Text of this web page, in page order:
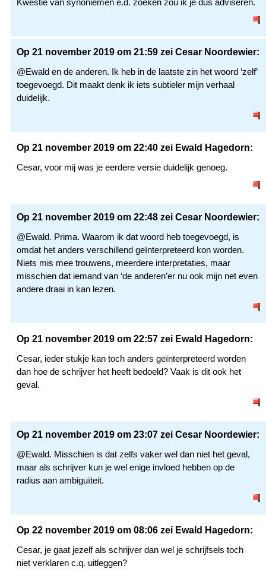
Kwestie van synoniemen e.d. zoeken zou ik je dus adviseren.
Op 21 november 2019 om 21:59 zei Cesar Noordewier:
@Ewald en de anderen. Ik heb in de laatste zin het woord ‘zelf’
toegevoegd. Dit maakt denk ik iets subtieler mijn verhaal
duidelijk.
Op 21 november 2019 om 22:40 zei Ewald Hagedorn:
Cesar, voor mij was je eerdere versie duidelijk genoeg.
Op 21 november 2019 om 22:48 zei Cesar Noordewier:
@Ewald. Prima. Waarom ik dat woord heb toegevoegd, is
omdat het anders verschillend geïnterpreteerd kon worden.
Niets mis mee trouwens, meerdere interpretaties, maar
misschien dat iemand van ‘de anderen’er nu ook mijn net even
andere draai in kan lezen.
Op 21 november 2019 om 22:57 zei Ewald Hagedorn:
Cesar, ieder stukje kan toch anders geïnterpreteerd worden
dan hoe de schrijver het heeft bedoeld? Vaak is dit ook het
geval.
Op 21 november 2019 om 23:07 zei Cesar Noordewier:
@Ewald. Misschien is dat zelfs vaker wel dan niet het geval,
maar als schrijver kun je wel enige invloed hebben op de
radius aan ambiguïteit.
Op 22 november 2019 om 08:06 zei Ewald Hagedorn:
Cesar, je gaat jezelf als schrijver dan wel je schrijfsels toch
niet verklaren c.q. uitleggen?